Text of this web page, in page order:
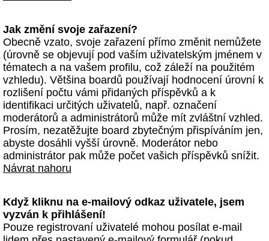
Jak změní svoje zařazení?
Obecně vzato, svoje zařazení přímo změnit nemůžete
(úrovně se objevují pod vaším uživatelským jménem v
tématech a na vašem profilu, což záleží na použitém
vzhledu). Většina boardů používají hodnocení úrovní k
rozlišení počtu vámi přidaných příspěvků a k
identifikaci určitých uživatelů, např. označení
moderátorů a administrátorů může mít zvláštní vzhled.
Prosím, nezatěžujte board zbytečným přispíváním jen,
abyste dosáhli vyšší úrovně. Moderátor nebo
administrátor pak může počet vašich příspěvků snížit.
Návrat nahoru
Když kliknu na e-mailový odkaz uživatele, jsem
vyzván k přihlášení!
Pouze registrovaní uživatelé mohou posílat e-mail